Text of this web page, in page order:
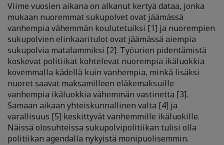
Viime vuosien aikana on alkanut kertyä dataa, jonka
mukaan nuoremmat sukupolvet ovat jäämässä
vanhempia vähemmän koulutetuiksi [1] ja nuorempien
sukupolvien elinkaaritulot ovat jäämässä aiempia
sukupolvia matalammiksi [2]. Työurien pidentämistä
koskevat politiikat kohtelevat nuorempia ikäluokkia
kovemmalla kädellä kuin vanhempia, minkä lisäksi
nuoret saavat maksamilleen eläkemaksuille
vanhempia ikäluokkia vähemmän vastinetta [3].
Samaan aikaan yhteiskunnallinen valta [4] ja
varallisuus [5] keskittyvät vanhemmille ikäluokille.
Näissä olosuhteissa sukupolvipolitiikan tulisi olla
politiikan agendalla nykyistä monipuolisemmin.